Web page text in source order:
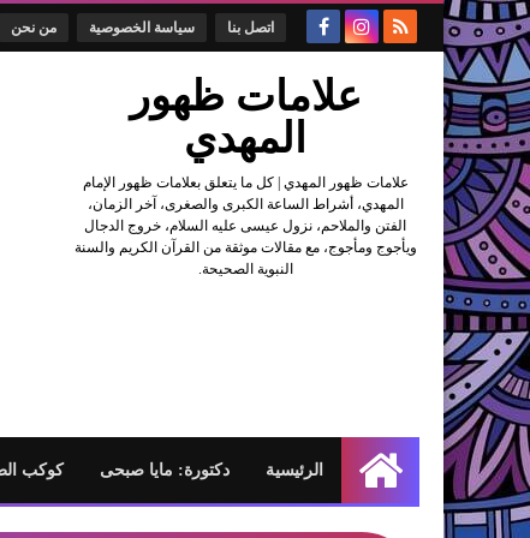
اتصل بنا سياسة الخصوصية من نحن
علامات ظهور
المهدي
علامات ظهور المهدي | كل ما يتعلق بعلامات ظهور الإمام
المهدي، أشراط الساعة الكبرى والصغرى، آخر الزمان،
الفتن والملاحم، نزول عيسى عليه السلام، خروج الدجال
ويأجوج ومأجوج، مع مقالات موثقة من القرآن الكريم والسنة
النبوية الصحيحة.
الرئيسية
الرئيسية دكتورة: مايا صبحى كوكب